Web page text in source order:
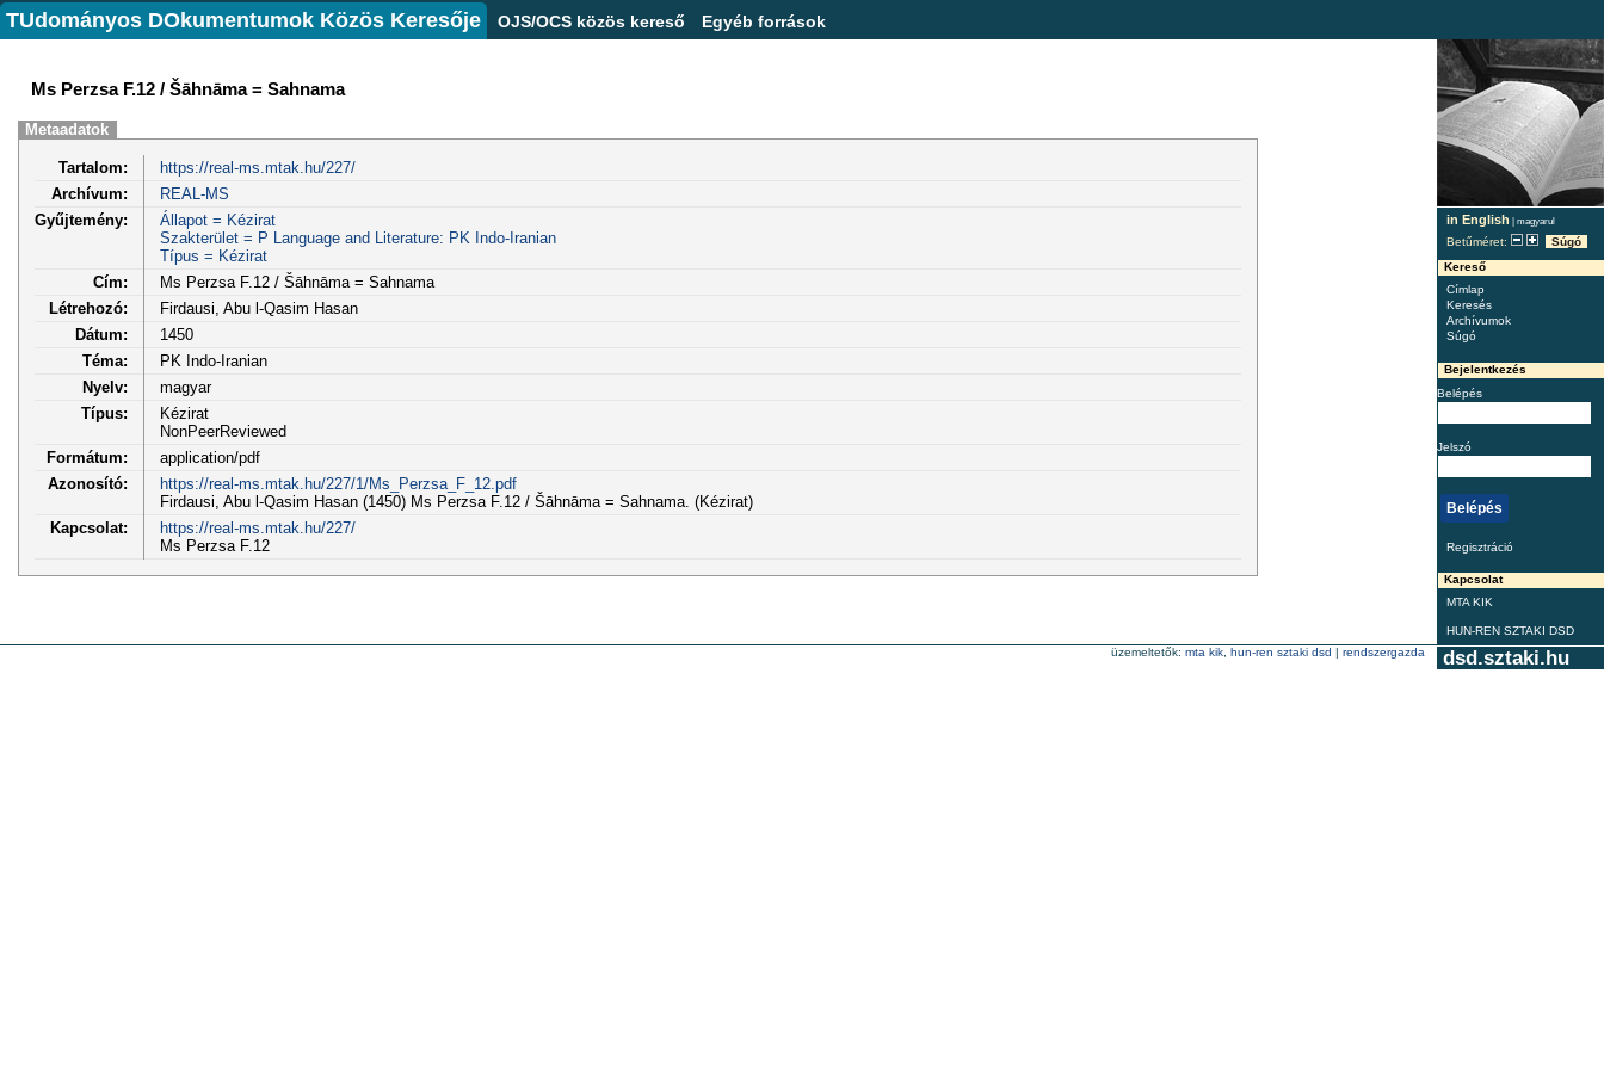
TUdományos DOkumentumok Közös Keresője OJS/OCS közös kereső Egyéb források
in English | magyarul
Betűméret:
Súgó
Kereső
Címlap
Keresés
Archívumok
Súgó
Bejelentkezés
Belépés
Jelszó
Regisztráció
Kapcsolat
MTA KIK
HUN-REN SZTAKI DSD
Ms Perzsa F.12 / Šāhnāma = Sahnama
Metaadatok
Tartalom:
https://real-ms.mtak.hu/227/
Archívum:
REAL-MS
Gyűjtemény:
Állapot = Kézirat
Szakterület = P Language and Literature: PK Indo-Iranian
Típus = Kézirat
Cím:
Ms Perzsa F.12 / Šāhnāma = Sahnama
Létrehozó:
Firdausi, Abu l-Qasim Hasan
Dátum:
1450
Téma:
PK Indo-Iranian
Nyelv:
magyar
Típus:
Kézirat
NonPeerReviewed
Formátum:
application/pdf
Azonosító:
https://real-ms.mtak.hu/227/1/Ms_Perzsa_F_12.pdf
Firdausi, Abu l-Qasim Hasan (1450) Ms Perzsa F.12 / Šāhnāma = Sahnama. (Kézirat)
Kapcsolat:
https://real-ms.mtak.hu/227/
Ms Perzsa F.12
dsd.sztaki.hu
üzemeltetők: mta kik hun-ren sztaki dsd | rendszergazda